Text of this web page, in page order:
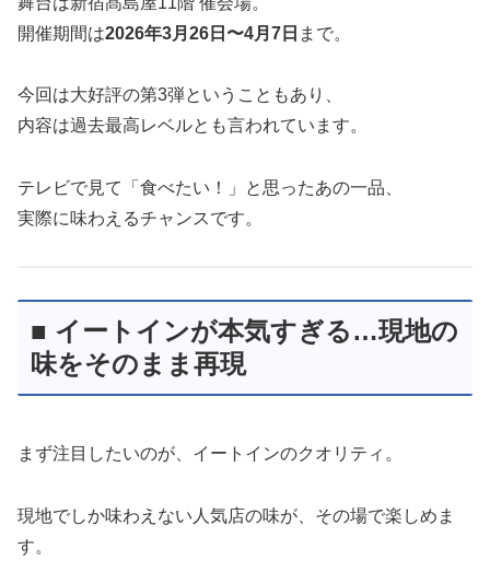
開催期間は2026年3月26日〜4月7日 まで。
今回は大好評の第3弾ということもあり、
内容は過去最高レベルとも言われています。
テレビで見て「食べたい！」と思ったあの一品、
実際に味わえるチャンスです。
■ イートインが本気すぎる…現地の
味をそのまま再現
まず注目したいのが、イートインのクオリティ。
現地でしか味わえない人気店の味が、その場で楽しめま
す。